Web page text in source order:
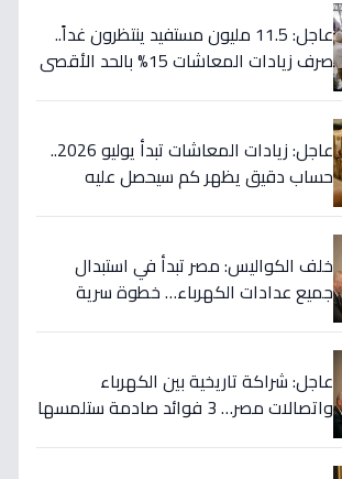
عاجل: 11.5 مليون مستفيد ينتظرون غداً..
صرف زيادات المعاشات 15% بالحد الأقصى
عاجل: زيادات المعاشات تبدأ يوليو 2026..
حساب دقيق يظهر كم سيحصل عليه
خلف الكواليس: مصر تبدأ في استبدال
جميع عدادات الكهرباء… خطوة سرية
عاجل: شراكة تاريخية بين الكهرباء
واتصالات مصر… 3 فوائد صادمة ستلمسها